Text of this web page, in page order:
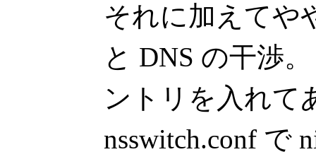
それに加えてや
と DNS の干渉
ントリを入れて
nsswitch.conf で